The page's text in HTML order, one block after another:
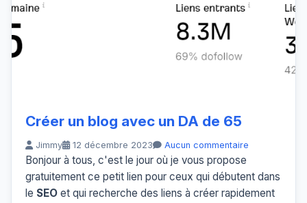
Créer un blog avec un DA de 65
Jimmy 12 décembre 2023 Aucun commentaire
Bonjour à tous, c'est le jour où je vous propose
gratuitement ce petit lien pour ceux qui débutent dans
le SEO et qui recherche des liens à créer rapidement